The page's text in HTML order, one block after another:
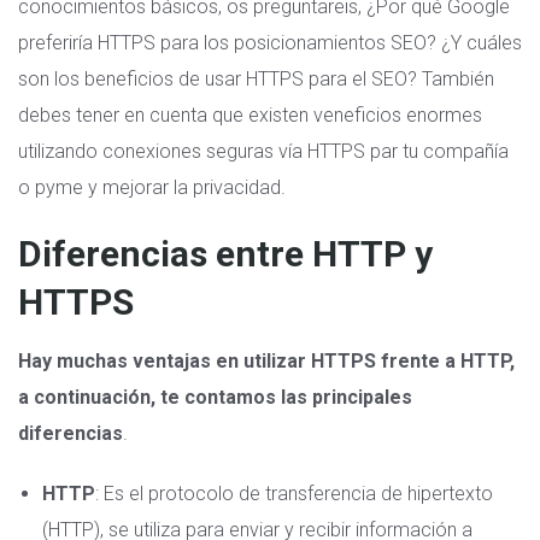
conocimientos básicos, os preguntareis, ¿Por qué Google
preferiría HTTPS para los posicionamientos SEO? ¿Y cuáles
son los beneficios de usar HTTPS para el SEO? También
debes tener en cuenta que existen veneficios enormes
utilizando conexiones seguras vía HTTPS par tu compañía
o pyme y mejorar la privacidad.
Diferencias entre HTTP y
HTTPS
Hay muchas ventajas en utilizar HTTPS frente a HTTP,
a continuación, te contamos las principales
diferencias.
HTTP: Es el protocolo de transferencia de hipertexto
(HTTP), se utiliza para enviar y recibir información a